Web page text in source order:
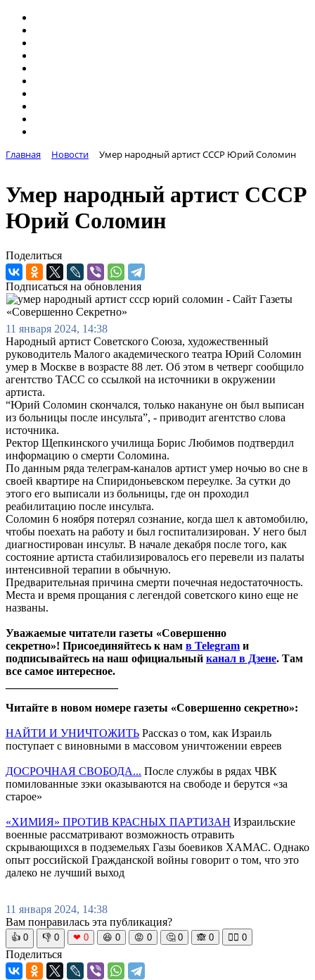
Главная Новости Умер народный артист СССР Юрий Соломин
Умер народный артист СССР
Юрий Соломин
Поделиться
Подписаться на обновления
11 января 2024, 14:38
Народный артист Советского Союза, художественный
руководитель Малого академического театра Юрий Соломин
умер в Москве в возрасте 88 лет. Об этом в четверг сообщило
агентство ТАСС со ссылкой на источники в окружении
артиста.
“Юрий Соломин скончался, только накануне он был выписан
из больницы после инсульта”, - приводит агентство слова
источника.
Ректор Щепкинского училища Борис Любимов подтвердил
информацию о смерти Соломина.
По данным ряда телеграм-каналов артист умер ночью во сне в
своей квартире на Спиридоньевском переулке. За сутки до
этого его выписали из больницы, где он проходил
реабилитацию после инсульта.
Соломин 6 ноября потерял сознание, когда шел к автомобилю,
чтобы поехать на работу и был госпитализирован. У него был
диагностирован инсульт. В начале декабря после того, как
состояние артиста стабилизировалось его перевели из палаты
интенсивной терапии в обычную.
Предварительная причина смерти почечная недостаточность.
Места и время прощания с легендой советского кино еще не
названы.
Уважаемые читатели газеты «Совершенно
секретно»! Присоединяйтесь к нам в Telegram и
подписывайтесь на наш официальный канал в Дзене. Там
все самое интересное.
Читайте в новом номере газеты «Совершенно секретно»:
НАЙТИ И УНИЧТОЖИТЬ Рассказ о том, как Израиль
поступает с виновными в массовом уничтожении евреев
ДОСРОЧНАЯ СВОБОДА... После службы в рядах ЧВК
помилованные зэки оказываются на свободе и берутся «за
старое»
«ХИМИЯ» ПРОТИВ КРАСНЫХ ПАРТИЗАН Израильские
военные рассматривают возможность отравить
скрывающихся в подземельях Газы боевиков ХАМАС. Однако
опыт российской Гражданской войны говорит о том, что это
далеко не лучший выход
11 января 2024, 14:38
Вам понравилась эта публикация?
👍 0 👎 0 ❤ 0 😆 0 😡 0 🤔 0 🙈 0 🧘‍♀️ 0
Поделиться